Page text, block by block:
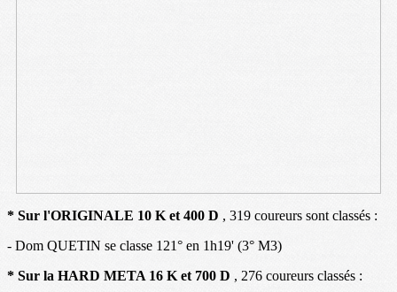
* Sur l'ORIGINALE 10 K et 400 D , 319 coureurs sont classés :
- Dom QUETIN se classe 121° en 1h19' (3° M3)
* Sur la HARD META 16 K et 700 D , 276 coureurs classés :